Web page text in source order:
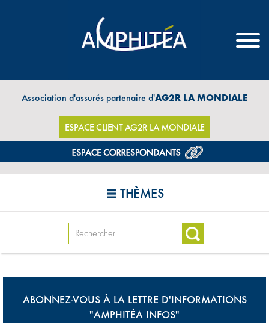
Association d'assurés partenaire d'AG2R LA MONDIALE
ESPACE CLIENT AG2R LA MONDIALE
THÈMES
ABONNEZ-VOUS À LA LETTRE D'INFORMATIONS
"AMPHITÉA INFOS"